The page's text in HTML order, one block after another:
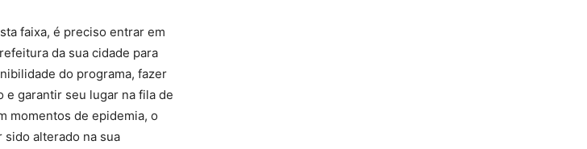
faixa, é preciso entrar em
da sua cidade para
do programa, fazer
e garantir seu lugar na fila de
momentos de epidemia, o
alterado na sua